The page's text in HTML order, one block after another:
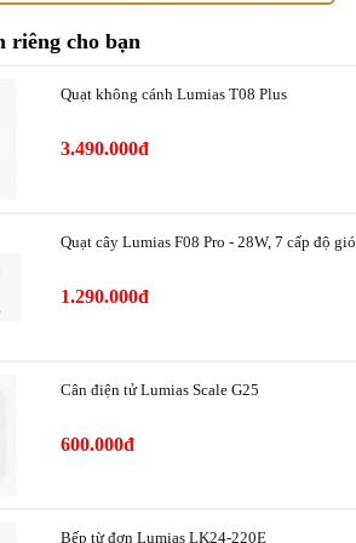
48dB (A)
≤125m²
nước 7.9L
riêng cho bạn
Quạt không cánh Lumias T08 Plus
3.490.000đ
Quạt cây Lumias F08 Pro - 28W, 7 cấp độ gió
1.290.000đ
Cân điện tử Lumias Scale G25
600.000đ
Bếp từ đơn Lumias LK24-220E